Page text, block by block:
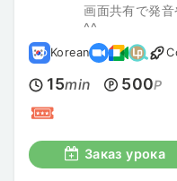
画面共有で発音
^^
Korean
15min 500P
Заказ урока